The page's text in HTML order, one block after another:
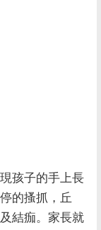
孩子的手上長
的搔抓，丘
結痂。家長就